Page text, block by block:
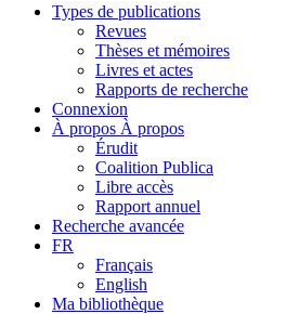
Types de publications
Revues
Thèses et mémoires
Livres et actes
Rapports de recherche
Connexion
À propos À propos
Érudit
Coalition Publica
Libre accès
Rapport annuel
Recherche avancée
FR
Français
English
Ma bibliothèque